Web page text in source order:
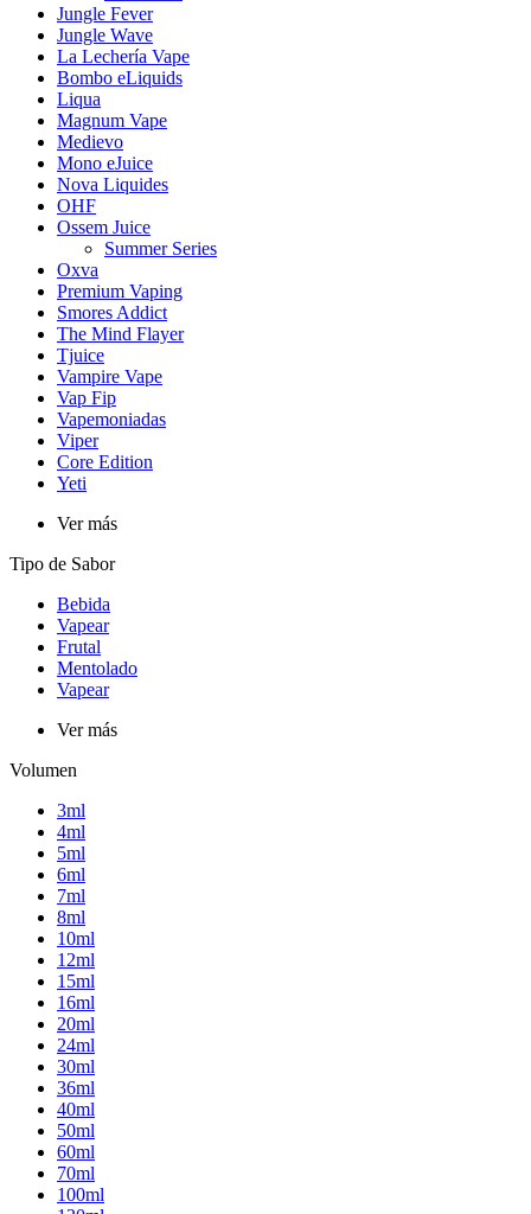
Jungle Fever
Jungle Wave
La Lechería Vape
Bombo eLiquids
Liqua
Magnum Vape
Medievo
Mono eJuice
Nova Liquides
OHF
Ossem Juice
Summer Series
Oxva
Premium Vaping
Smores Addict
The Mind Flayer
Tjuice
Vampire Vape
Vap Fip
Vapemoniadas
Viper
Core Edition
Yeti
Ver más
Tipo de Sabor
Bebida
Vapear
Frutal
Mentolado
Vapear
Ver más
Volumen
3ml
4ml
5ml
6ml
7ml
8ml
10ml
12ml
15ml
16ml
20ml
24ml
30ml
36ml
40ml
50ml
60ml
70ml
100ml